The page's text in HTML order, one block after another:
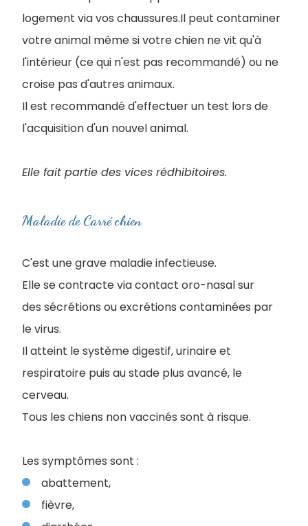
logement via vos chaussures.Il peut contaminer
votre animal même si votre chien ne vit qu'à
l'intérieur (ce qui n'est pas recommandé) ou ne
croise pas d'autres animaux.
Il est recommandé d'effectuer un test lors de
l'acquisition d'un nouvel animal.
Elle fait partie des vices rédhibitoires.
Maladie de Carré chien
C'est une grave maladie infectieuse.
Elle se contracte via contact oro-nasal sur
des sécrétions ou excrétions contaminées par
le virus.
Il atteint le système digestif, urinaire et
respiratoire puis au stade plus avancé, le
cerveau.
Tous les chiens non vaccinés sont à risque.
Les symptômes sont :
abattement,
fièvre,